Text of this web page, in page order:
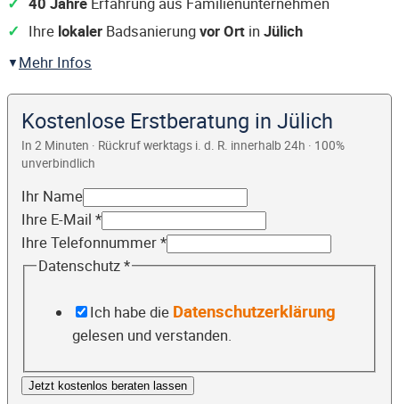
Ihre lokaler Badsanierungvor Ort in Jülich
Mehr Infos
Kostenlose Erstberatung in Jülich
In 2 Minuten · Rückruf werktags i. d. R. innerhalb 24h · 100%
unverbindlich
Ihr Name
Ihre E-Mail *
Ihre Telefonnummer*
Datenschutz*
Ich habe die Datenschutzerklärung
gelesen und verstanden.
Jetzt kostenlos beraten lassen